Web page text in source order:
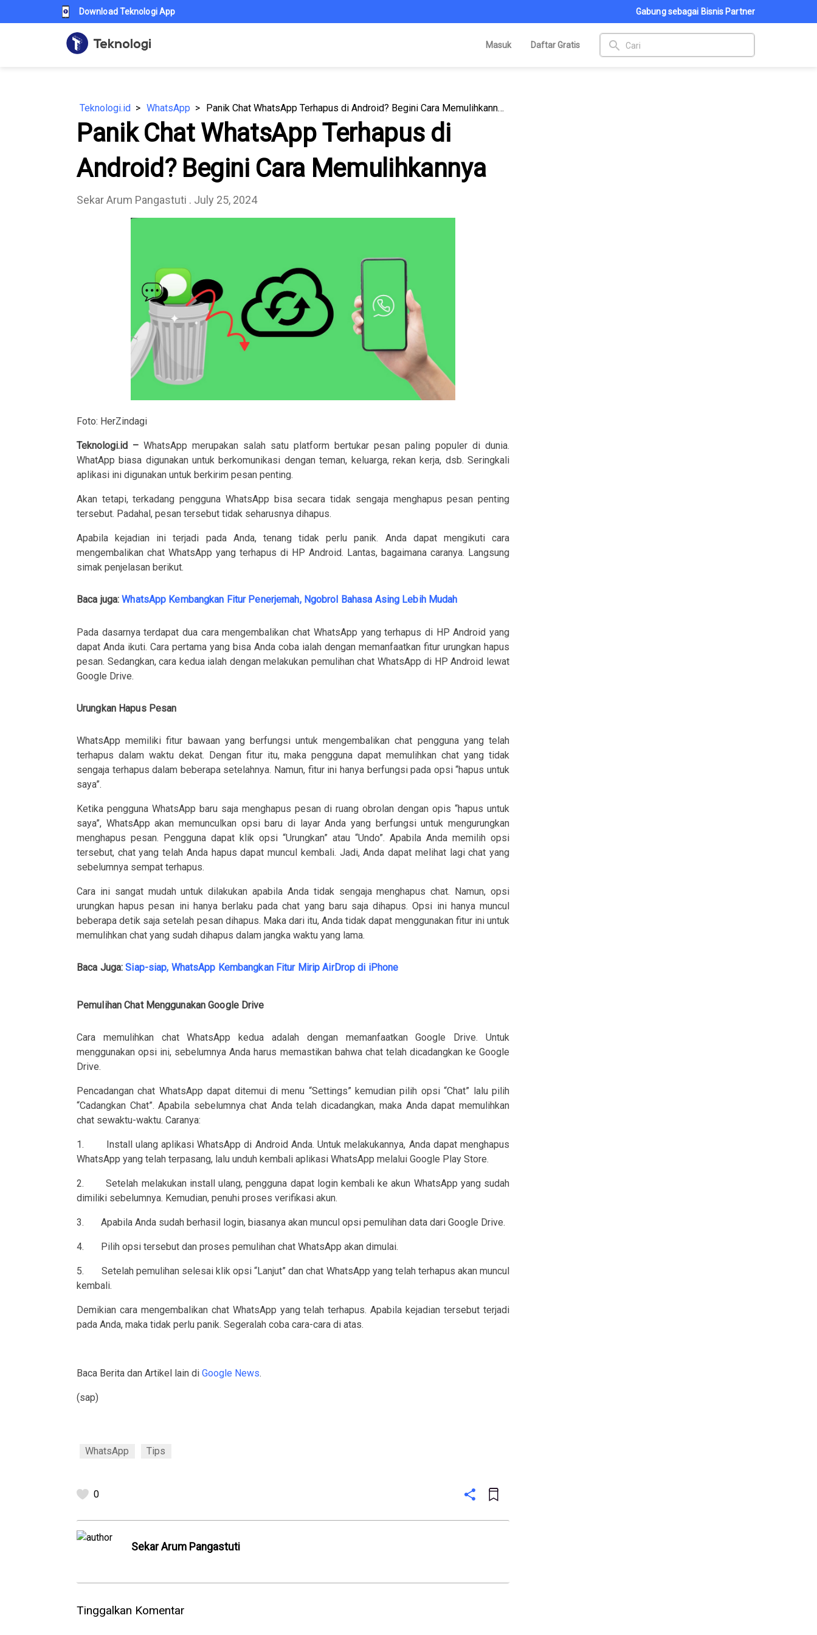
Download Teknologi App Gabung sebagai Bisnis Partner
Masuk Daftar Gratis search
Teknologi.id WhatsApp Panik Chat WhatsApp Terhapus di Android? Begini Cara Memulihkannya
Panik Chat WhatsApp Terhapus di
Android? Begini Cara Memulihkannya
Sekar Arum Pangastuti . July 25, 2024
Foto: HerZindagi
Teknologi.id – WhatsApp merupakan salah satu platform bertukar pesan paling populer di dunia.
WhatApp biasa digunakan untuk berkomunikasi dengan teman, keluarga, rekan kerja, dsb. Seringkali
aplikasi ini digunakan untuk berkirim pesan penting.
Akan tetapi, terkadang pengguna WhatsApp bisa secara tidak sengaja menghapus pesan penting
tersebut. Padahal, pesan tersebut tidak seharusnya dihapus.
Apabila kejadian ini terjadi pada Anda, tenang tidak perlu panik. Anda dapat mengikuti cara
mengembalikan chat WhatsApp yang terhapus di HP Android. Lantas, bagaimana caranya. Langsung
simak penjelasan berikut.
Baca juga:WhatsApp Kembangkan Fitur Penerjemah, Ngobrol Bahasa Asing Lebih Mudah
Pada dasarnya terdapat dua cara mengembalikan chat WhatsApp yang terhapus di HP Android yang
dapat Anda ikuti. Cara pertama yang bisa Anda coba ialah dengan memanfaatkan fitur urungkan hapus
pesan. Sedangkan, cara kedua ialah dengan melakukan pemulihan chat WhatsApp di HP Android lewat
Google Drive.
Urungkan Hapus Pesan
WhatsApp memiliki fitur bawaan yang berfungsi untuk mengembalikan chat pengguna yang telah
terhapus dalam waktu dekat. Dengan fitur itu, maka pengguna dapat memulihkan chat yang tidak
sengaja terhapus dalam beberapa setelahnya. Namun, fitur ini hanya berfungsi pada opsi “hapus untuk
saya”.
Ketika pengguna WhatsApp baru saja menghapus pesan di ruang obrolan dengan opis “hapus untuk
saya”, WhatsApp akan memunculkan opsi baru di layar Anda yang berfungsi untuk mengurungkan
menghapus pesan. Pengguna dapat klik opsi “Urungkan” atau “Undo”. Apabila Anda memilih opsi
tersebut, chat yang telah Anda hapus dapat muncul kembali. Jadi, Anda dapat melihat lagi chat yang
sebelumnya sempat terhapus.
Cara ini sangat mudah untuk dilakukan apabila Anda tidak sengaja menghapus chat. Namun, opsi
urungkan hapus pesan ini hanya berlaku pada chat yang baru saja dihapus. Opsi ini hanya muncul
beberapa detik saja setelah pesan dihapus. Maka dari itu, Anda tidak dapat menggunakan fitur ini untuk
memulihkan chat yang sudah dihapus dalam jangka waktu yang lama.
Baca Juga:Siap-siap, WhatsApp Kembangkan Fitur Mirip AirDrop di iPhone
Pemulihan Chat Menggunakan Google Drive
Cara memulihkan chat WhatsApp kedua adalah dengan memanfaatkan Google Drive. Untuk
menggunakan opsi ini, sebelumnya Anda harus memastikan bahwa chat telah dicadangkan ke Google
Drive.
Pencadangan chat WhatsApp dapat ditemui di menu “Settings” kemudian pilih opsi “Chat” lalu pilih
“Cadangkan Chat”. Apabila sebelumnya chat Anda telah dicadangkan, maka Anda dapat memulihkan
chat sewaktu-waktu. Caranya:
1. Install ulang aplikasi WhatsApp di Android Anda. Untuk melakukannya, Anda dapat menghapus
WhatsApp yang telah terpasang, lalu unduh kembali aplikasi WhatsApp melalui Google Play Store.
2.Setelah melakukan install ulang, pengguna dapat login kembali ke akun WhatsApp yang sudah
dimiliki sebelumnya. Kemudian, penuhi proses verifikasi akun.
3. Apabila Anda sudah berhasil login, biasanya akan muncul opsi pemulihan data dari Google Drive.
4. Pilih opsi tersebut dan proses pemulihan chat WhatsApp akan dimulai.
5. Setelah pemulihan selesai klik opsi “Lanjut” dan chat WhatsApp yang telah terhapus akan muncul
kembali.
Demikian cara mengembalikan chat WhatsApp yang telah terhapus. Apabila kejadian tersebut terjadi
pada Anda, maka tidak perlu panik. Segeralah coba cara-cara di atas.
Baca Berita dan Artikel lain di Google News.
(sap)
WhatsApp Tips
0
Sekar Arum Pangastuti
Tinggalkan Komentar